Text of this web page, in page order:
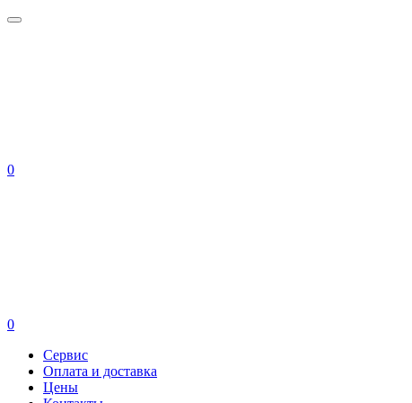
0
0
Сервис
Оплата и доставка
Цены